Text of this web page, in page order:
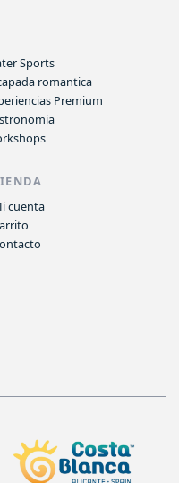
Sports
romantica
Premium
cuenta